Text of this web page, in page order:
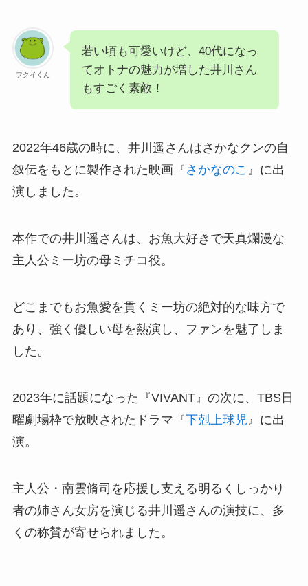
フクイくん
若い頃も可愛いけど、40代になっ
てオトナの魅力が増した井川さん
もすごく素敵！
2022年46歳の時に、井川遥さんはさかなクンの自
叙伝をもとに製作された映画『 さかなのこ 』に出
演しました。
本作での井川遥さんは、お魚大好きで天真爛漫な
主人公ミー坊の母ミチコ役。
どこまでもお魚愛を貫くミー坊の絶対的な味方で
あり、強く優しい母を熱演し、ファンを魅了しま
した。
2023年に話題になった『VIVANT』の次に、TBS日
曜劇場枠で放映されたドラマ『下剋上球児 』に出
演。
主人公・南雲脩司を応援し支える明るくしっかり
者の姉さん女房を演じる井川遥さんの演技に、多
くの称賛が寄せられました。